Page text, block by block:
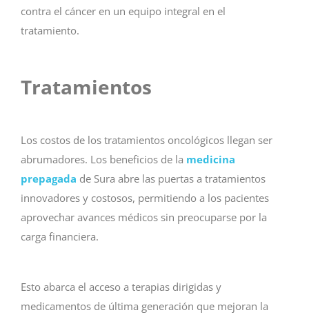
contra el cáncer en un equipo integral en el
tratamiento.
Tratamientos
Los costos de los tratamientos oncológicos llegan ser
abrumadores. Los beneficios de la medicina
prepagada de Sura abre las puertas a tratamientos
innovadores y costosos, permitiendo a los pacientes
aprovechar avances médicos sin preocuparse por la
carga financiera.
Esto abarca el acceso a terapias dirigidas y
medicamentos de última generación que mejoran la